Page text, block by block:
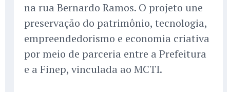
na rua Bernardo Ramos. O projeto une
preservação do patrimônio, tecnologia,
empreendedorismo e economia criativa
por meio de parceria entre a Prefeitura
e a Finep, vinculada ao MCTI.